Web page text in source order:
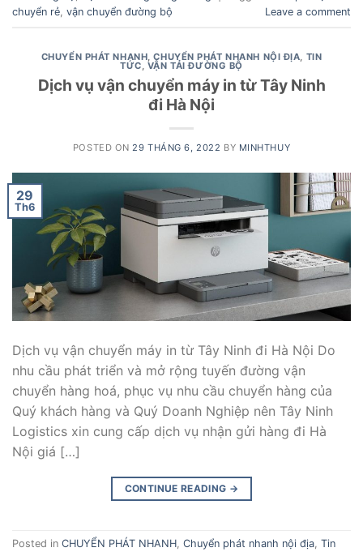
chuyển rẻ, vận chuyển đường bộ Leave a comment
CHUYỂN PHÁT NHANH,CHUYỂN PHÁT NHANH NỘI ĐỊA, TIN
TỨC, VẬN TẢI ĐƯỜNG BỘ
Dịch vụ vận chuyển máy in từ Tây Ninh
đi Hà Nội
POSTED ON 29 THÁNG 6, 2022 BY MINHTHUY
29
Th6
Dịch vụ vận chuyển máy in từ Tây Ninh đi Hà Nội Do
nhu cầu phát triển và mở rộng tuyến đường vận
chuyển hàng hoá, phục vụ nhu cầu chuyển hàng của
Quý khách hàng và Quý Doanh Nghiệp nên Tây Ninh
Logistics xin cung cấp dịch vụ nhận gửi hàng đi Hà
Nội giá […]
CONTINUE READING →
Posted in CHUYỂN PHÁT NHANH, Chuyển phát nhanh nội địa, Tin